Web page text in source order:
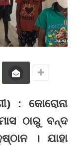
: କୋରୋନା
ଠାରୁ ବନ୍ଦ
। ଯାହା